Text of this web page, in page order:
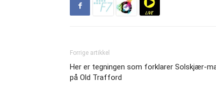
Forrige artikkel
Her er tegningen som forklarer Solskjær-
på Old Trafford